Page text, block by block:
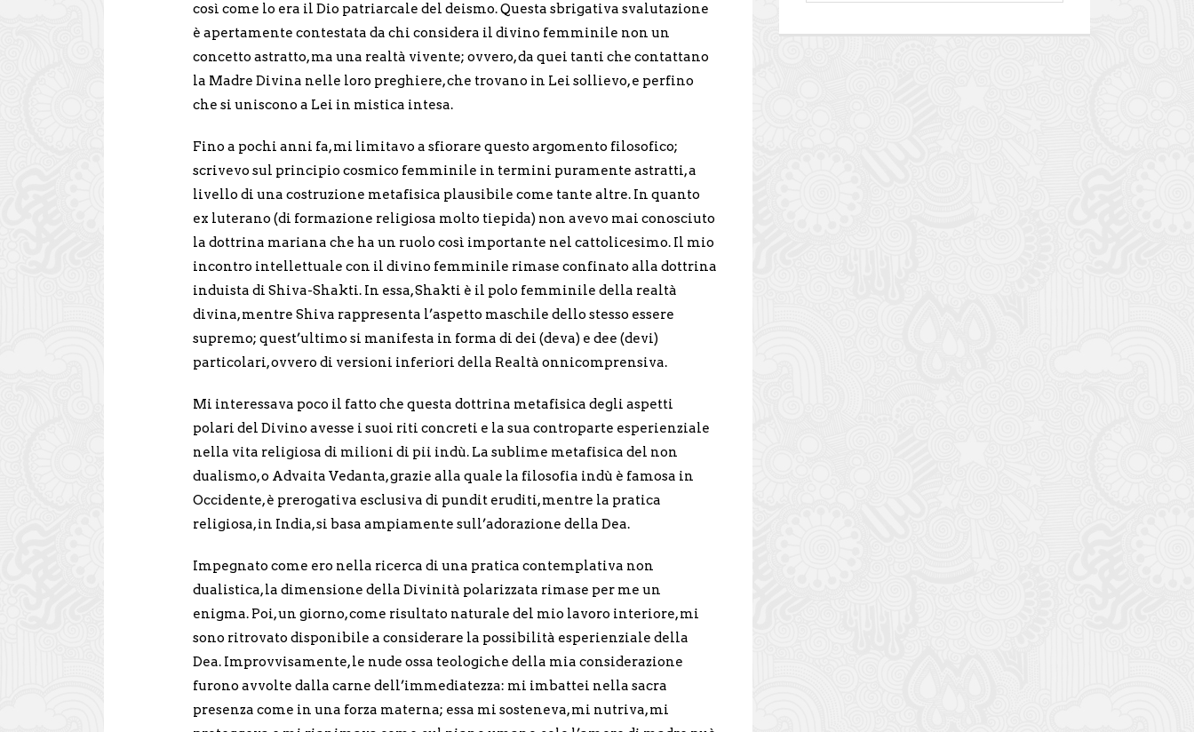
così come lo era il Dio patriarcale del deismo. Questa sbrigativa svalutazione
è apertamente contestata da chi considera il divino femminile non un
concetto astratto, ma una realtà vivente; ovvero, da quei tanti che contattano
la Madre Divina nelle loro preghiere, che trovano in Lei sollievo, e perfino
che si uniscono a Lei in mistica intesa.
Fino a pochi anni fa, mi limitavo a sfiorare questo argomento filosofico;
scrivevo sul principio cosmico femminile in termini puramente astratti, a
livello di una costruzione metafisica plausibile come tante altre. In quanto
ex luterano (di formazione religiosa molto tiepida) non avevo mai conosciuto
la dottrina mariana che ha un ruolo così importante nel cattolicesimo. Il mio
incontro intellettuale con il divino femminile rimase confinato alla dottrina
induista di Shiva-Shakti. In essa, Shakti è il polo femminile della realtà
divina, mentre Shiva rappresenta l’aspetto maschile dello stesso essere
supremo; quest’ultimo si manifesta in forma di dei (deva) e dee (devi)
particolari, ovvero di versioni inferiori della Realtà onnicomprensiva.
Mi interessava poco il fatto che questa dottrina metafisica degli aspetti
polari del Divino avesse i suoi riti concreti e la sua controparte esperienziale
nella vita religiosa di milioni di pii indù. La sublime metafisica del non
dualismo, o Advaita Vedanta, grazie alla quale la filosofia indù è famosa in
Occidente, è prerogativa esclusiva di pundit eruditi, mentre la pratica
religiosa, in India, si basa ampiamente sull’adorazione della Dea.
Impegnato come ero nella ricerca di una pratica contemplativa non
dualistica, la dimensione della Divinità polarizzata rimase per me un
enigma. Poi, un giorno, come risultato naturale del mio lavoro interiore, mi
sono ritrovato disponibile a considerare la possibilità esperienziale della
Dea. Improvvisamente, le nude ossa teologiche della mia considerazione
furono avvolte dalla carne dell’immediatezza: mi imbattei nella sacra
presenza come in una forza materna; essa mi sosteneva, mi nutriva, mi